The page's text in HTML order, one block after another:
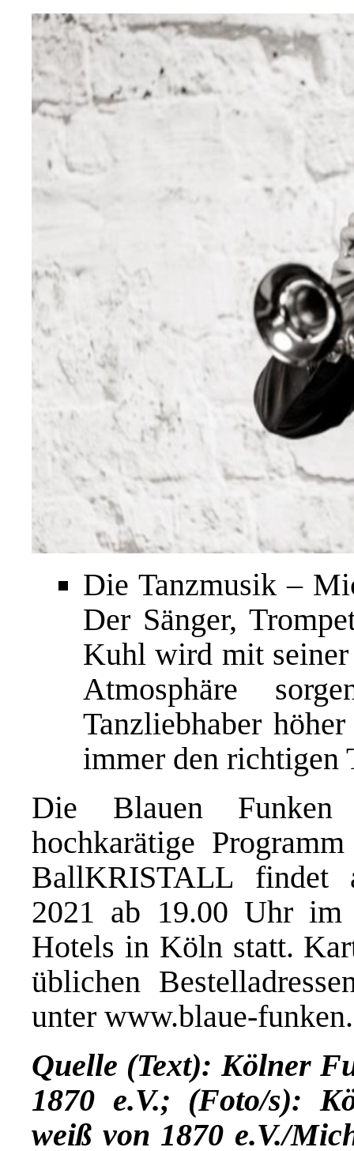
Die Tanzmusik –
Der Sänger,
Kuhl wird mit
Atmosphäre
Tanzliebhaber
immer den richtigen
Die Blauen
hochkarätige
BallKRISTALL findet
2021 ab 19.00 Uhr im
Hotels in Köln statt.
üblichen
unter www.blaue-
Quelle (Text): Kölner
1870 e.V.; (Foto/s):
weiß von 1870 e.V./